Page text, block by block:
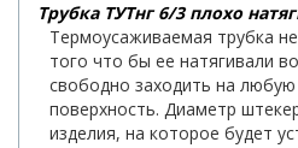
Трубка ТУТнг 6/3 плохо
Термоусаживаемая трубка
того что бы ее натягивали
свободно заходить на
поверхность. Диаметр
изделия, на которое будет